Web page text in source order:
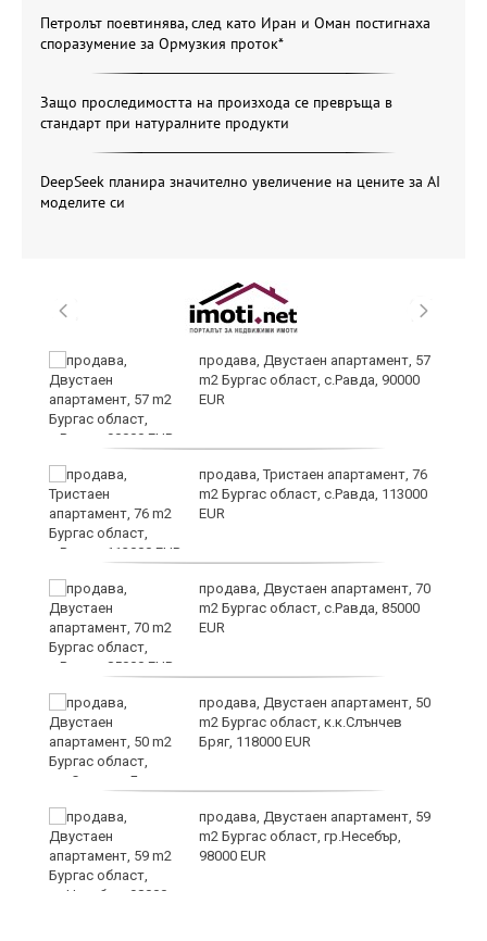
Петролът поевтинява, след като Иран и Оман постигнаха
споразумение за Ормузкия проток*
Защо проследимостта на произхода се превръща в
стандарт при натуралните продукти
DeepSeek планира значително увеличение на цените за AI
моделите си
продава, Двустаен апартамент, 57
m2 Бургас област, с.Равда, 90000
EUR
продава, Тристаен апартамент, 76
m2 Бургас област, с.Равда, 113000
EUR
продава, Двустаен апартамент, 70
m2 Бургас област, с.Равда, 85000
EUR
продава, Двустаен апартамент, 50
m2 Бургас област, к.к.Слънчев
Бряг, 118000 EUR
продава, Двустаен апартамент, 59
m2 Бургас област, гр.Несебър,
98000 EUR